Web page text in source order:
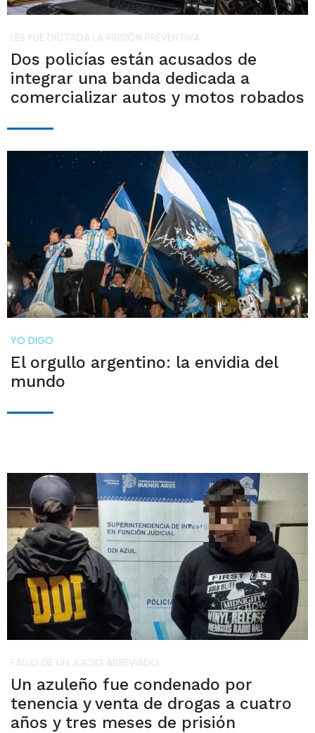
LES FUE DICTADA LA PRISIÓN PREVENTIVA
Dos policías están acusados de
integrar una banda dedicada a
comercializar autos y motos robados
YO DIGO
El orgullo argentino: la envidia del
mundo
FALLO DE UN JUICIO ABREVIADO
Un azuleño fue condenado por
tenencia y venta de drogas a cuatro
años y tres meses de prisión